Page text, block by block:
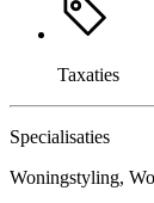
Taxaties
Specialisaties
Woningstyling,